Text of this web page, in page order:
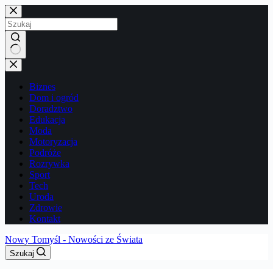
Przejdź
do
treści
Brak
wyników
Biznes
Dom i ogród
Doradztwo
Edukacja
Moda
Motoryzacja
Podróże
Rozrywka
Sport
Tech
Uroda
Zdrowie
Kontakt
Nowy Tomyśl - Nowości ze Świata
Szukaj